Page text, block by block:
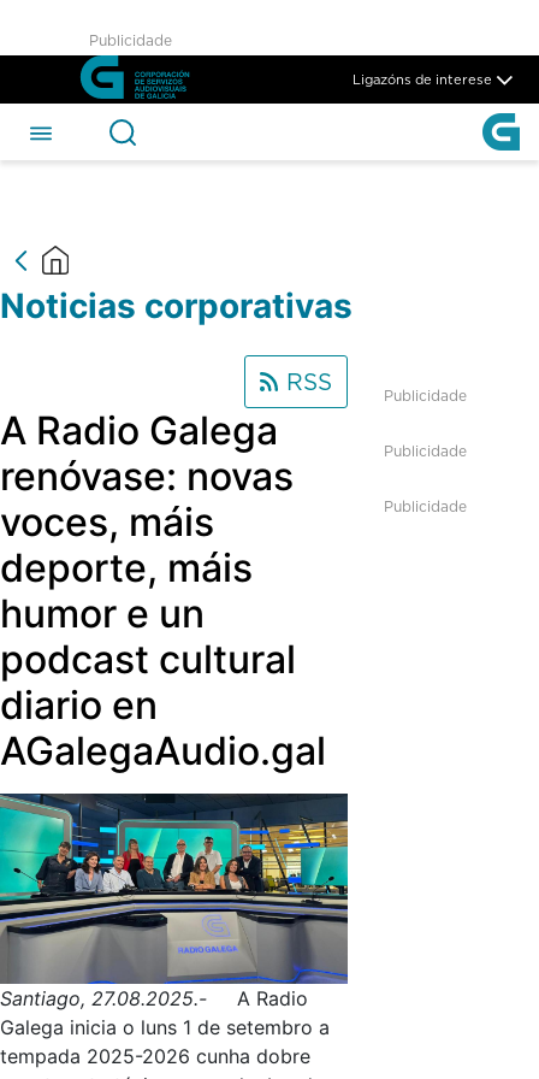
Skip to Main Content
Noticias Corporativas - CSAG
Publicidade
Ligazóns de interese
Noticias corporativas
RSS
A Radio Galega
renóvase: novas
voces, máis
deporte, máis
humor e un
podcast cultural
diario en
AGalegaAudio.gal
Santiago, 27.08.2025.-
A Radio
Galega inicia o luns 1 de setembro a
tempada 2025-2026 cunha dobre
Publicidade
Publicidade
Publicidade